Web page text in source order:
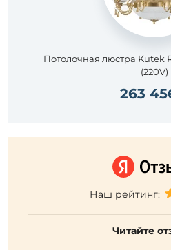
Потолочная люстра Kutek
(220V)
263
Наш рейтинг:
Читайте